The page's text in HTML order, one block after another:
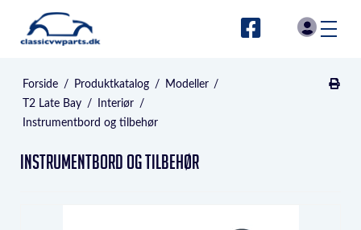
Forside / Produktkatalog / Modeller /
T2 Late Bay / Interiør /
Instrumentbord og tilbehør
Instrumentbord og tilbehør